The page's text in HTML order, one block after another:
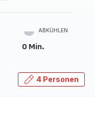
ABKÜHLEN
0 Min.
4 Personen